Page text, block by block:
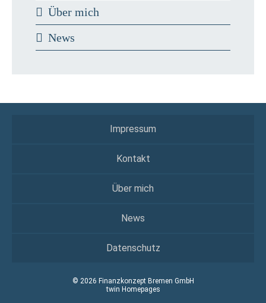
Über mich
News
Impressum
Kontakt
Über mich
News
Datenschutz
© 2026 Finanzkonzept Bremen GmbH
twin Homepages